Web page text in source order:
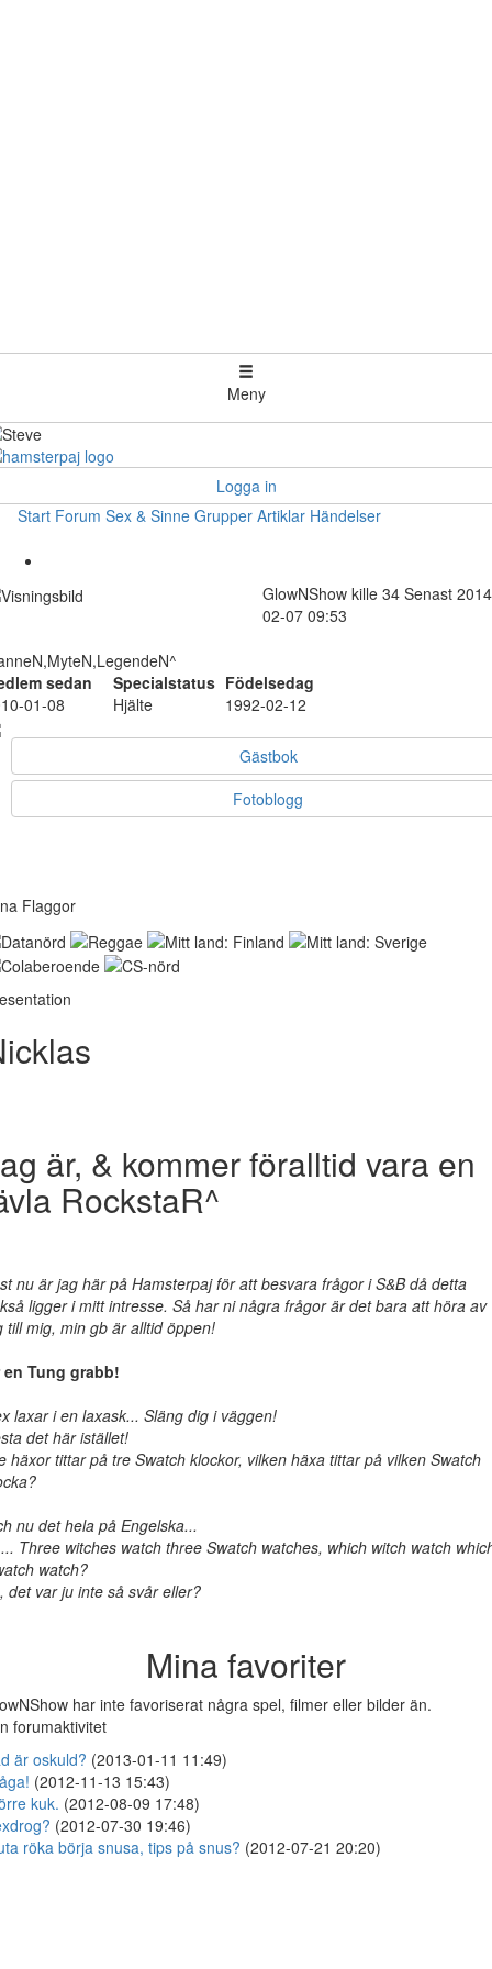
Meny
Logga in
Start Forum Sex & Sinne Grupper Artiklar Händelser
GlowNShow kille 34 Senast
02-07 09:53
sedan
Specialstatus Födelsedag
01-08
Hjälte 1992-02-12
Gästbok
Fotoblogg
Flaggor
är, & kommer föralltid vara en
RockstaR^
nu är jag här på Hamsterpaj för att besvara frågor i S&B då detta
ligger i mitt intresse. Så har ni några frågor är det bara att höra av
till mig, min gb är alltid öppen!
en Tung grabb!
laxar i en laxask... Släng dig i väggen!
det här istället!
häxor tittar på tre Swatch klockor, vilken häxa tittar på vilken Swatch
nu det hela på Engelska...
Three witches watch three Swatch watches, which witch watch
watch?
det var ju inte så svår eller?
Mina favoriter
har inte favoriserat några spel, filmer eller bilder än.
forumaktivitet
är oskuld? (2013-01-11 11:49)
(2012-11-13 15:43)
kuk. (2012-08-09 17:48)
(2012-07-30 19:46)
röka börja snusa, tips på snus? (2012-07-21 20:20)